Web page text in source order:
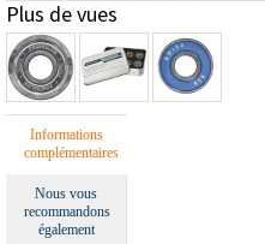
Plus de vues
Informations
complémentaires
Nous vous
recommandons
également